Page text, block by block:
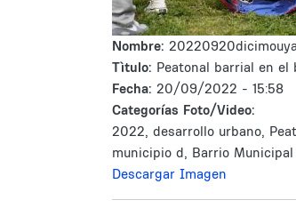
Nombre:
Tìtulo: Peatonal barrial en el
Fecha: 20/09/2022 - 15:58
Categorías Foto/Video:
2022, desarrollo urbano,
municipio d, Barrio Municipal
Descargar Imagen